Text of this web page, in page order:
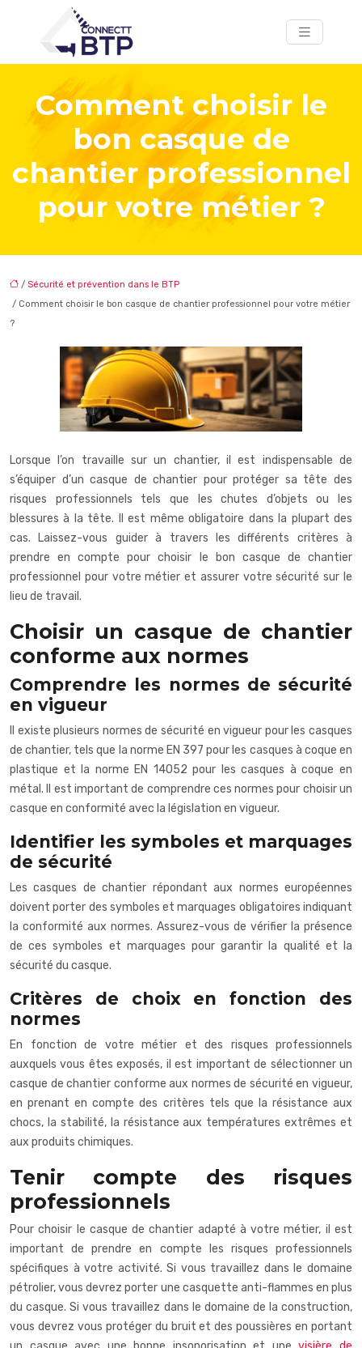
Comment choisir le
bon casque de
chantier professionnel
pour votre métier ?
/ Sécurité et prévention dans le BTP
/ Comment choisir le bon casque de chantier professionnel pour votre métier
?
Lorsque l’on travaille sur un chantier, il est indispensable de
s’équiper d’un casque de chantier pour protéger sa tête des
risques professionnels tels que les chutes d’objets ou les
blessures à la tête. Il est même obligatoire dans la plupart des
cas. Laissez-vous guider à travers les différents critères à
prendre en compte pour choisir le bon casque de chantier
professionnel pour votre métier et assurer votre sécurité sur le
lieu de travail.
Choisir un casque de chantier
conforme aux normes
Comprendre les normes de sécurité
en vigueur
Il existe plusieurs normes de sécurité en vigueur pour les casques
de chantier, tels que la norme EN 397 pour les casques à coque en
plastique et la norme EN 14052 pour les casques à coque en
métal. Il est important de comprendre ces normes pour choisir un
casque en conformité avec la législation en vigueur.
Identifier les symboles et marquages
de sécurité
Les casques de chantier répondant aux normes européennes
doivent porter des symboles et marquages obligatoires indiquant
la conformité aux normes. Assurez-vous de vérifier la présence
de ces symboles et marquages pour garantir la qualité et la
sécurité du casque.
Critères de choix en fonction des
normes
En fonction de votre métier et des risques professionnels
auxquels vous êtes exposés, il est important de sélectionner un
casque de chantier conforme aux normes de sécurité en vigueur,
en prenant en compte des critères tels que la résistance aux
chocs, la stabilité, la résistance aux températures extrêmes et
aux produits chimiques.
Tenir compte des risques
professionnels
Pour choisir le casque de chantier adapté à votre métier, il est
important de prendre en compte les risques professionnels
spécifiques à votre activité. Si vous travaillez dans le domaine
pétrolier, vous devrez porter une casquette anti-flammes en plus
du casque. Si vous travaillez dans le domaine de la construction,
vous devrez vous protéger du bruit et des poussières en portant